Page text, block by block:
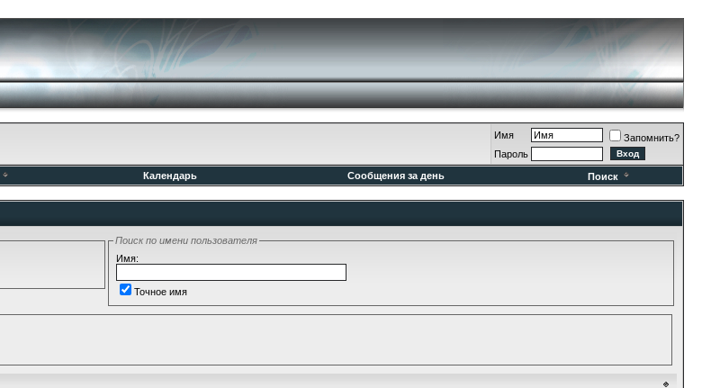
Имя
Запомнить?
Пароль
Календарь Сообщения за день Поиск
Поиск по имени пользователя
Имя:
Точное имя